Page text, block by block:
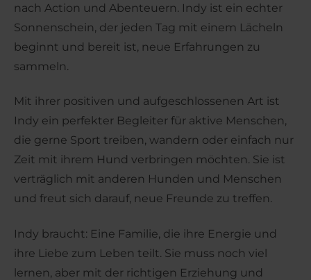
nach Action und Abenteuern. Indy ist ein echter
Sonnenschein, der jeden Tag mit einem Lächeln
beginnt und bereit ist, neue Erfahrungen zu
sammeln.
Mit ihrer positiven und aufgeschlossenen Art ist
Indy ein perfekter Begleiter für aktive Menschen,
die gerne Sport treiben, wandern oder einfach nur
Zeit mit ihrem Hund verbringen möchten. Sie ist
verträglich mit anderen Hunden und Menschen
und freut sich darauf, neue Freunde zu treffen.
Indy braucht: Eine Familie, die ihre Energie und
ihre Liebe zum Leben teilt. Sie muss noch viel
lernen, aber mit der richtigen Erziehung und